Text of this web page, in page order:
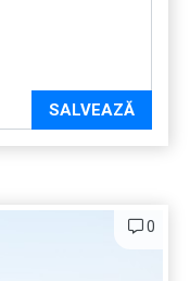
SALVEAZĂ
0